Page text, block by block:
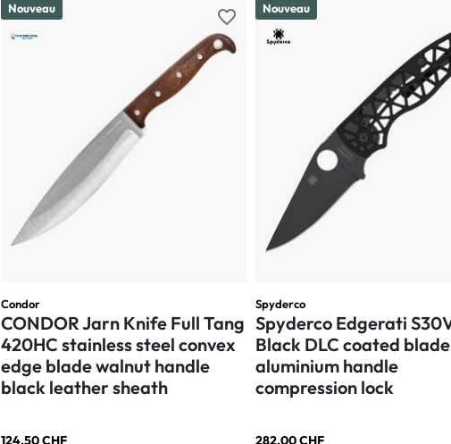
favorite_border
Nouveau
Condor
CONDOR Jarn Knife Full Tang
420HC stainless steel convex
edge blade walnut handle
black leather sheath
124,50 CHF
Nouveau
Spyderco
Spyderco Edgerati
Black DLC coated
aluminium handle
compression lock
282,00 CHF